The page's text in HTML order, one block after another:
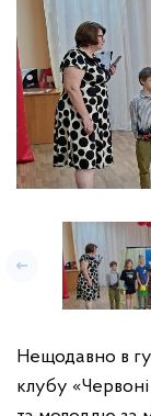
Нещодавно в
клубу